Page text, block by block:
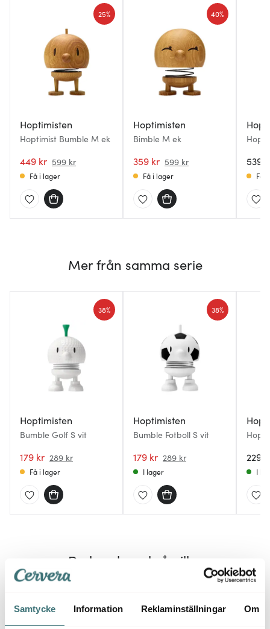
Samtycke Information Reklaminställningar Om
Hoptimisten
Hoptimist Bumble M ek
449 kr 599 kr
25%
Få i lager
Hoptimisten
Bimble M ek
359 kr 599 kr
40%
Få i lager Få
Mer från samma serie
Hoptimisten
Bumble Golf S vit
179 kr 289 kr
38%
Få i lager
Hoptimisten
Bumble Fotboll S vit
179 kr 289 kr
38%
I lager
229
I
Du kanske också gillar
40% 30%